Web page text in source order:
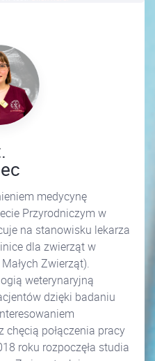
medycynę
Przyrodniczym w
na stanowisku lekarza
dla zwierząt w
Zwierząt).
weterynaryjną
dzięki badaniu
połączenia pracy
roku rozpoczęła studia